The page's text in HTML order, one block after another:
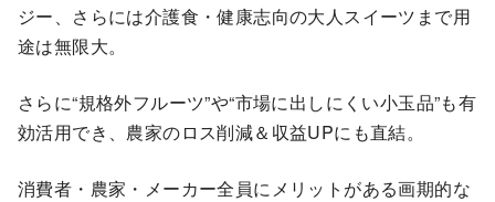
ジー、さらには介護食・健康志向の大人スイーツまで用
途は無限大。
さらに“規格外フルーツ”や“市場に出しにくい小玉品”も有
効活用でき、農家のロス削減＆収益UPにも直結。
消費者・農家・メーカー全員にメリットがある画期的な